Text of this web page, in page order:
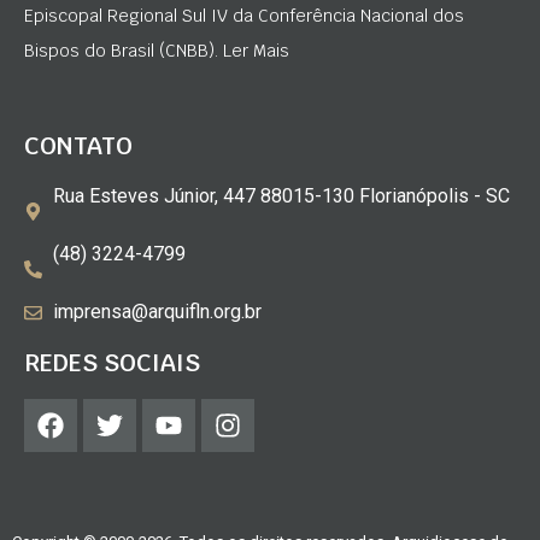
Episcopal Regional Sul IV da Conferência Nacional dos
Bispos do Brasil (CNBB). Ler Mais
CONTATO
Rua Esteves Júnior, 447 88015-130 Florianópolis - SC
(48) 3224-4799
imprensa@arquifln.org.br
REDES SOCIAIS